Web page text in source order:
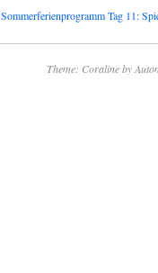
Sommerferienprogramm Tag 11:
Theme: Coraline by